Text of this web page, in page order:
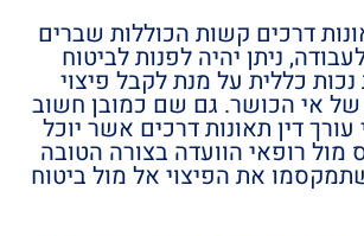
דרכים קשות הכוללות שברים
ניתן יהיה לפנות לביטוח
כללית על מנת לקבל פיצוי
של אי הכושר. גם שם כמובן חשוב
עורך דין תאונות דרכים אשר יוכל
מול רופאי הוועדה בצורה הטובה
את הפיצוי אל מול ביטוח